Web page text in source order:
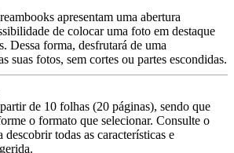
apresentam uma abertura
de colocar uma foto em destaque
Dessa forma, desfrutará de uma
suas fotos, sem cortes ou partes escondidas.
de 10 folhas (20 páginas), sendo que
o formato que selecionar. Consulte o
descobrir todas as características e